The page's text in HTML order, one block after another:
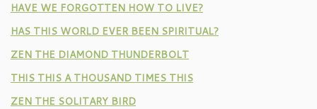
HAVE WE FORGOTTEN HOW TO LIVE?
HAS THIS WORLD EVER BEEN SPIRITUAL?
ZEN THE DIAMOND THUNDERBOLT
THIS THIS A THOUSAND TIMES THIS
ZEN THE SOLITARY BIRD